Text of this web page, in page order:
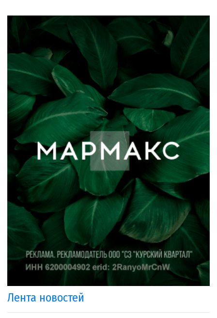
Лента новостей